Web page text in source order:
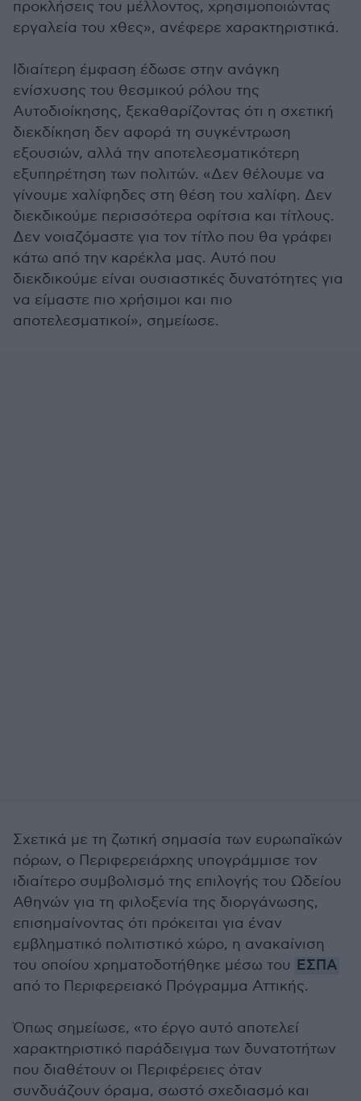
προκλήσεις του μέλλοντος, χρησιμοποιώντας
εργαλεία του χθες», ανέφερε χαρακτηριστικά.
Ιδιαίτερη έμφαση έδωσε στην ανάγκη
ενίσχυσης του θεσμικού ρόλου της
Αυτοδιοίκησης, ξεκαθαρίζοντας ότι η σχετική
διεκδίκηση δεν αφορά τη συγκέντρωση
εξουσιών, αλλά την αποτελεσματικότερη
εξυπηρέτηση των πολιτών. «Δεν θέλουμε να
γίνουμε χαλίφηδες στη θέση του χαλίφη. Δεν
διεκδικούμε περισσότερα οφίτσια και τίτλους.
Δεν νοιαζόμαστε για τον τίτλο που θα γράφει
κάτω από την καρέκλα μας. Αυτό που
διεκδικούμε είναι ουσιαστικές δυνατότητες για
να είμαστε πιο χρήσιμοι και πιο
αποτελεσματικοί», σημείωσε.
Σχετικά με τη ζωτική σημασία των ευρωπαϊκών
πόρων, ο Περιφερειάρχης υπογράμμισε τον
ιδιαίτερο συμβολισμό της επιλογής του Ωδείου
Αθηνών για τη φιλοξενία της διοργάνωσης,
επισημαίνοντας ότι πρόκειται για έναν
εμβληματικό πολιτιστικό χώρο, η ανακαίνιση
του οποίου χρηματοδοτήθηκε μέσω του ΕΣΠΑ
από το Περιφερειακό Πρόγραμμα Αττικής.
Όπως σημείωσε, «το έργο αυτό αποτελεί
χαρακτηριστικό παράδειγμα των δυνατοτήτων
που διαθέτουν οι Περιφέρειες όταν
συνδυάζουν όραμα, σωστό σχεδιασμό και